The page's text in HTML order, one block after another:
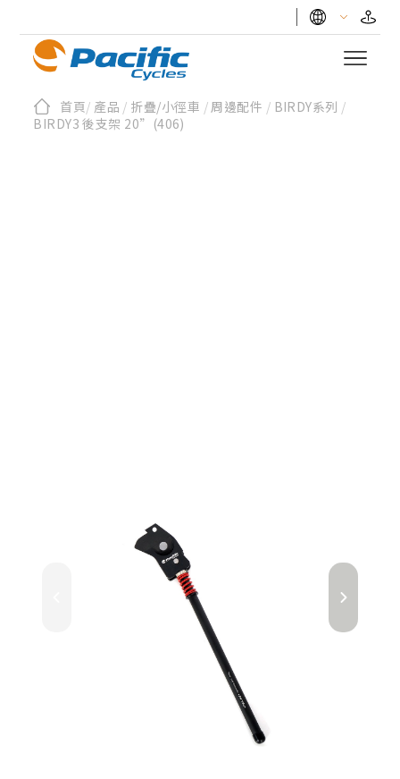
首頁/ 產品 / 折疊/小徑車 /周邊配件 / BIRDY系列 /
BIRDY3 後支架 20”(406)